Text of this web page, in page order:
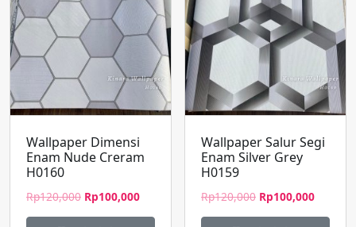
Wallpaper Dimensi
Enam Nude Creram
H0160
Rp120,000 Harga
Rp100,000Harga
Wallpaper Salur Segi
Enam Silver Grey
H0159
Rp120,000 Harga
Rp100,000Harga